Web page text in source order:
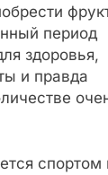
период
здоровья,
и правда
спортом